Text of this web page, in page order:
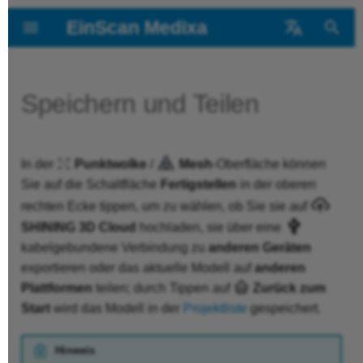
EinScan Medixa
Willkommen
Erste Schritte
Versionsgeschichte
Einführung
Aktivierung und
Verbindung
Kontrollzentrum
Dateiliste
Screencast
Kalibrierungshinweis
Kalibrierungsvorgang
Scan-Modus
Scan-Vorbereitung
Vorschau und
Einstellungen
Scannen
Allgemeines
Füße scannen
Scan-Rücklauf
Hochladen auf
Kabelgebundener
Export
Auf anderen
Plattformen teilen
Speichern und Teilen
In der Punktwolke Mesh-Oberfläche können
Sie auf die Schaltfläche Fertigstellen in der oberen
rechten Ecke tippen, um zu wählen, ob Sie sie auf
SHINING 3D Cloud
hochladen, sie über eine
kabelgebundene Verbindung zu anderen Geräten
exportieren oder das aktuelle Modell auf anderen
Plattformen teilen; durch Tippen auf
Zurück zum
Start wird das Modell in der Projektliste gespeichert.
Hinweis